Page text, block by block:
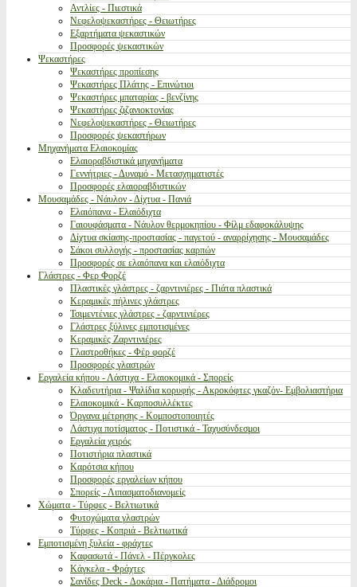
Αντλίες - Πιεστικά
Νεφελοψεκαστήρες - Θειωτήρες
Εξαρτήματα ψεκαστικών
Προσφορές ψεκαστικών
Ψεκαστήρες
Ψεκαστήρες προπίεσης
Ψεκαστήρες Πλάτης - Επινώτιοι
Ψεκαστήρες μπαταρίας - βενζίνης
Ψεκαστήρες ζιζανιοκτονίας
Νεφελοψεκαστήρες - Θειωτήρες
Προσφορές ψεκαστήρων
Μηχανήματα Ελαιοκομίας
Ελαιοραβδιστικά μηχανήματα
Γεννήτριες - Δυναμό - Μετασχηματιστές
Προσφορές ελαιοραβδιστικών
Μουσαμάδες - Νάυλον - Δίχτυα - Πανιά
Ελαιόπανα - Ελαιόδιχτα
Γαιουφάσματα - Νάυλον θερμοκηπίου - Φίλμ εδαφοκάλυψης
Δίχτυα σκίασης-προστασίας - παγετού - αναρρίχησης - Μουσαμάδες
Σάκοι συλλογής - προστασίας καρπών
Προσφορές σε ελαιόπανα και ελαιόδιχτα
Γλάστρες - Φερ Φορζέ
Πλαστικές γλάστρες - ζαρντινιέρες - Πιάτα πλαστικά
Κεραμικές πήλινες γλάστρες
Τσιμεντένιες γλάστρες - ζαρντινιέρες
Γλάστρες ξύλινες εμποτισμένες
Κεραμικές Ζαρντινιέρες
Γλαστροθήκες - Φέρ φορζέ
Προσφορές γλαστρών
Εργαλεία κήπου - Λάστιχα - Ελαιοκομικά - Σπορείς
Κλαδευτήρια - Ψαλίδια κορυφής - Ακροκόφτες γκαζόν- Εμβολιαστήρια
Ελαιοκομικά - Καρποσυλλέκτες
Όργανα μέτρησης - Κομποστοποιητές
Λάστιχα ποτίσματος - Ποτιστικά - Ταχυσύνδεσμοι
Εργαλεία χειρός
Ποτιστήρια πλαστικά
Καρότσια κήπου
Προσφορές εργαλείων κήπου
Σπορείς - Λιπασματοδιανομείς
Χώματα - Τύρφες - Βελτιωτικά
Φυτοχώματα γλαστρών
Τύρφες - Κοπριά - Βελτιωτικά
Εμποτισμένη ξυλεία - φράχτες
Καφασωτά - Πάνελ - Πέργκολες
Κάγκελα - Φράχτες
Σανίδες Deck - Δοκάρια - Πατήματα - Διάδρομοι